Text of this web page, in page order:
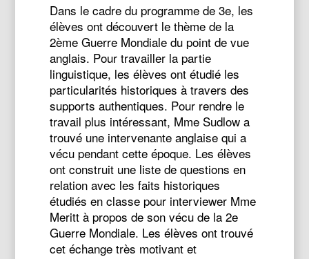
Dans le cadre du programme de 3e, les
élèves ont découvert le thème de la
2ème Guerre Mondiale du point de vue
anglais. Pour travailler la partie
linguistique, les élèves ont étudié les
particularités historiques à travers des
supports authentiques. Pour rendre le
travail plus intéressant, Mme Sudlow a
trouvé une intervenante anglaise qui a
vécu pendant cette époque. Les élèves
ont construit une liste de questions en
relation avec les faits historiques
étudiés en classe pour interviewer Mme
Meritt à propos de son vécu de la 2e
Guerre Mondiale. Les élèves ont trouvé
cet échange très motivant et